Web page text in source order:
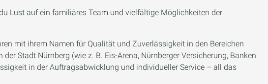
Lust auf ein familiäres Team und vielfältige Möglichkeiten der
mit ihrem Namen für Qualität und Zuverlässigkeit in den Bereichen
Stadt Nürnberg (wie z. B. Eis-Arena, Nürnberger Versicherung, Banken
in der Auftragsabwicklung und individueller Service – all das